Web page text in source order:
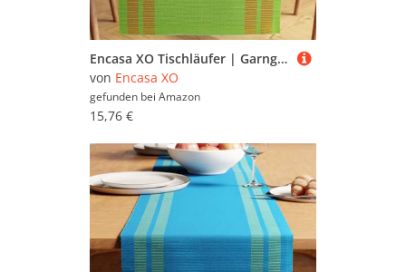
Encasa XO Tischläufer | Garngefärbte Feinripp-Baumwolle | Größe 32x183 cm | Leiter grün | Maschinenwaschbar
von Encasa XO
gefunden bei Amazon
15,76 €